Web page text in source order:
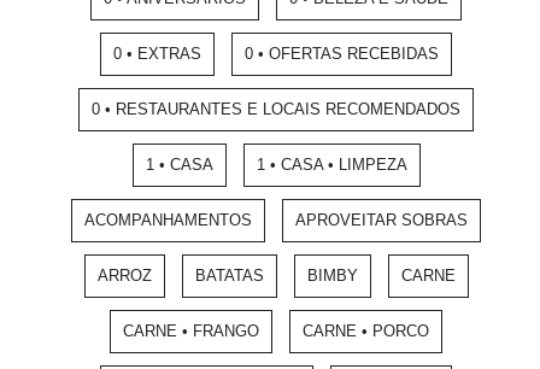
0 • EXTRAS 0 • OFERTAS RECEBIDAS
0 • RESTAURANTES E LOCAIS RECOMENDADOS
1 • CASA 1 • CASA • LIMPEZA
ACOMPANHAMENTOS APROVEITAR SOBRAS
ARROZ BATATAS BIMBY CARNE
CARNE • FRANGO CARNE • PORCO